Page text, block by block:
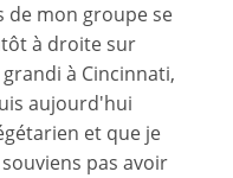
de mon groupe se
à droite sur
à Cincinnati,
aujourd'hui
et que je
pas avoir